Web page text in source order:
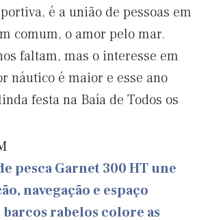
é a união de pessoas em
comum, o amor pelo mar.
faltam, mas o interesse em
náutico é maior e esse ano
festa na Baía de Todos os
pesca Garnet 300 HT une
navegação e espaço
barcos rabelos colore as